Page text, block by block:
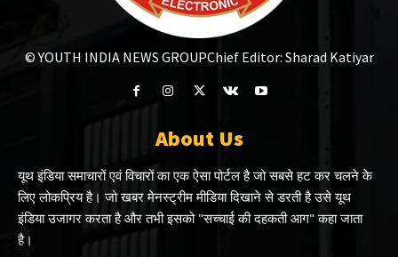
© YOUTH INDIA NEWS GROUPChief Editor: Sharad Katiyar
About Us
यूथ इंडिया समाचारों एवं विचारों का एक ऐसा पोर्टल है जो सबसे हट कर चलने के
लिए लोकप्रिय है। जो खबर मेनस्ट्रीम मीडिया दिखाने से डरती है उसे यूथ
इंडिया उजागर करता है और तभी इसको "सच्चाई की दहकती आग" कहा जाता
है।